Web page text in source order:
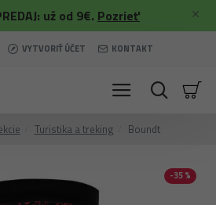
už od 9€. Pozrieť
VYTVORIŤ ÚČET KONTAKT
Turistika a treking Boundt
-35 %